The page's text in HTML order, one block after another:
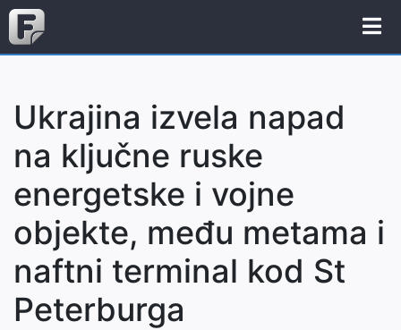
Ukrajina izvela napad
na ključne ruske
energetske i vojne
objekte, među metama i
naftni terminal kod St
Peterburga